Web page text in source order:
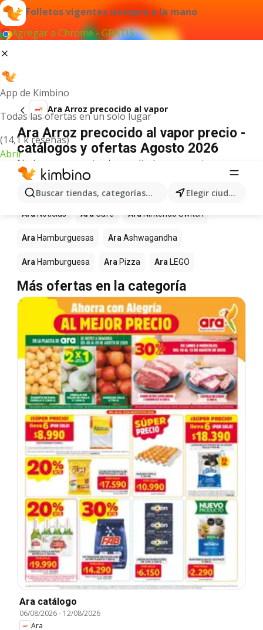
Folletos vigentes siempre a la mano
Agregar a Chrome - GRATIS
App de Kimbino
Todas las ofertas en un solo lugar
(14,1 k reseñas)
Abrir
Buscar tiendas, categorías, productos... Elegir ciudad
Ara Arroz precocido al vapor
Ara Arroz precocido al vapor precio -
catálogos y ofertas Agosto 2026
No hemos encontrado resultados para este
término.
Más productos en tiendas Ara
AraNoticias Ara Café AraNintendo Switch
Ara Hamburguesas Ara Ashwagandha
Ara Hamburguesa Ara Pizza Ara LEGO
Más ofertas en la categoría
Ara catálogo
06/08/2026- 12/08/2026
Ara